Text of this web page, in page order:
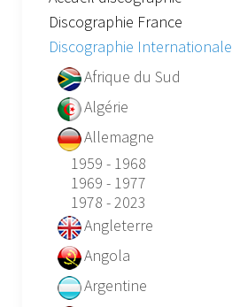
Discographie France
Discographie Internationale
Afrique du Sud
Algérie
Allemagne
1959 - 1968
1969 - 1977
1978 - 2023
Angleterre
Angola
Argentine